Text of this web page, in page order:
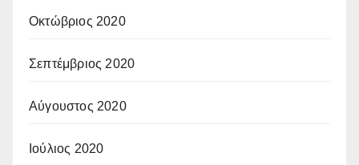
Οκτώβριος 2020
Σεπτέμβριος 2020
Αύγουστος 2020
Ιούλιος 2020